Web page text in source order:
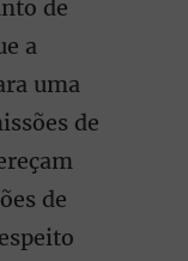
de
a
uma
de
de